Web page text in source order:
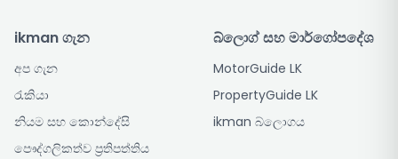
ikman ගැන
අප ගැන
රැකියා
නියම සහ කොන්දේසි
පෞද්ගලිකත්ව ප්‍රතිපත්තිය
බ්ලොග් සහ මාර්ගෝපදේශ
MotorGuide LK
PropertyGuide LK
ikman බ්ලොගය